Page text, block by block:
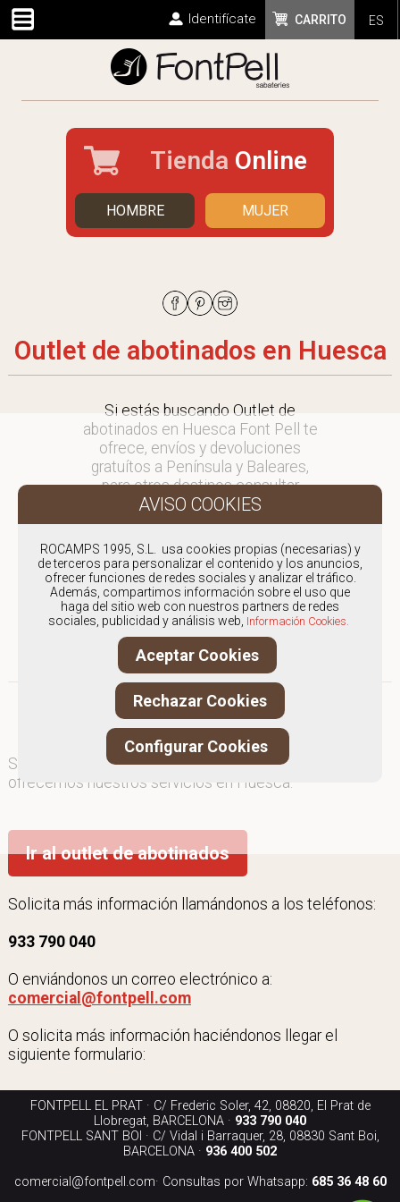
ES
CARRITO
Identifícate
Tienda Online
HOMBRE MUJER
Outlet de abotinados en Huesca
Si estás buscando Outlet de
abotinados en Huesca Font Pell te
ofrece, envíos y devoluciones
gratuítos a Península y Baleares,
para otros destinos consultar
en comercial@fontpell.com.
Los envíos a Huesca gestionados
entre semana se entregarán en
menos de 48 horas; los pedidos
realizados en fin de semana, el
producto se enviará a partir del
lunes.
Somos especialistas en Outlet de abotinados
ofrecemos nuestros servicios en Huesca.
Ir al outlet de abotinados
Solicita más información llamándonos a los teléfonos:
933 790 040
O enviándonos un correo electrónico a:
comercial@fontpell.com
O solicita más información haciéndonos llegar el
siguiente formulario:
FONTPELL EL PRAT · C/ Frederic Soler, 42, 08820, El Prat de
Llobregat, BARCELONA · 933 790 040
FONTPELL SANT BOI · C/ Vidal i Barraquer, 28, 08830 Sant Boi,
BARCELONA · 936 400 502
comercial@fontpell.com· Consultas por Whatsapp: 685 36 48 60
ROCAMPS 1995, S.L. usa cookies propias (necesarias) y
de terceros para personalizar el contenido y los anuncios,
ofrecer funciones de redes sociales y analizar el tráfico.
Además, compartimos información sobre el uso que
haga del sitio web con nuestros partners de redes
sociales, publicidad y análisis web, Información Cookies.
Aceptar Cookies
Rechazar Cookies
Configurar Cookies